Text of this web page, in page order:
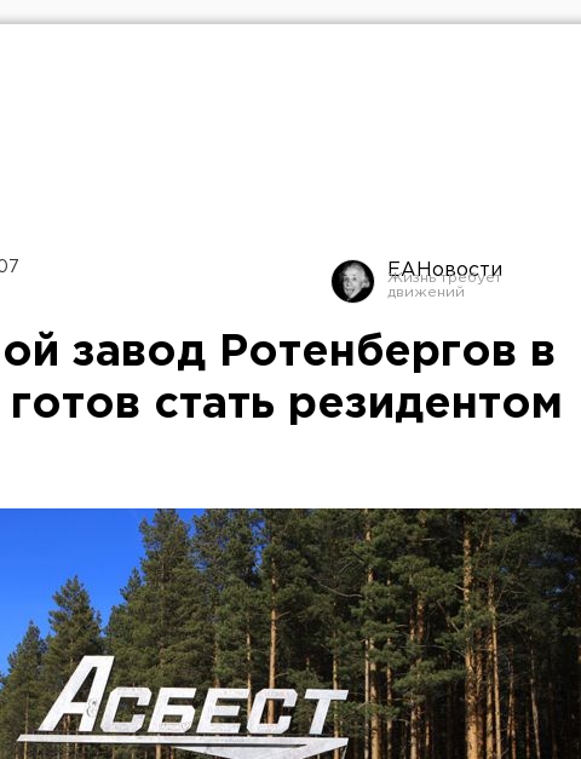
ЕАНовости
завод Ротенбергов в
стать резидентом